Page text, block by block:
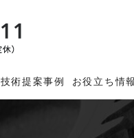
技術提案事例 お役立ち情報